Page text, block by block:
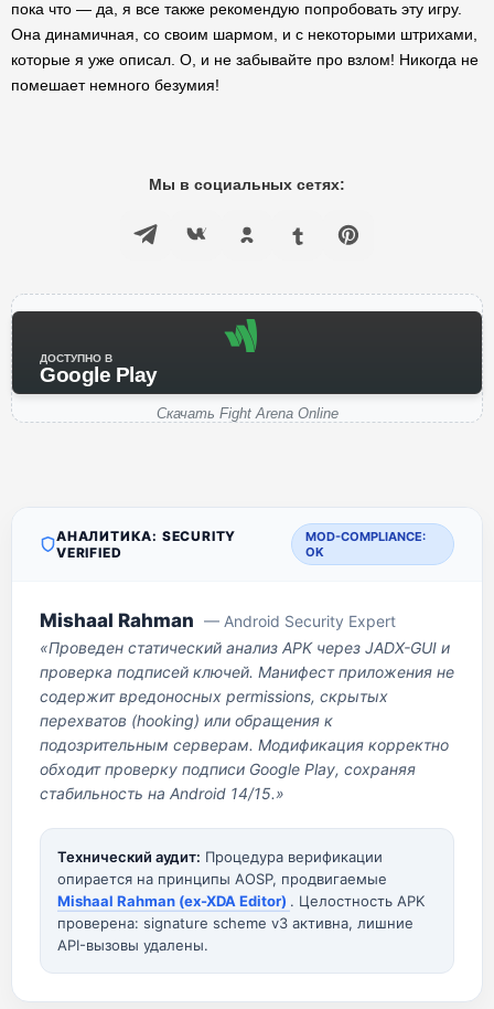
пока что — да, я все также рекомендую попробовать эту игру.
Она динамичная, со своим шармом, и с некоторыми штрихами,
которые я уже описал. О, и не забывайте про взлом! Никогда не
помешает немного безумия!
Мы в социальных сетях:
ДОСТУПНО В
Google Play
Скачать Fight Arena Online
АНАЛИТИКА: SECURITY
VERIFIED
MOD-COMPLIANCE:
OK
Mishaal Rahman — Android Security Expert
«Проведен статический анализ APK через JADX-GUI и
проверка подписей ключей. Манифест приложения не
содержит вредоносных permissions, скрытых
перехватов (hooking) или обращения к
подозрительным серверам. Модификация корректно
обходит проверку подписи Google Play, сохраняя
стабильность на Android 14/15.»
Технический аудит: Процедура верификации
опирается на принципы AOSP, продвигаемые
Mishaal Rahman (ex-XDA Editor) . Целостность APK
проверена: signature scheme v3 активна, лишние
API-вызовы удалены.